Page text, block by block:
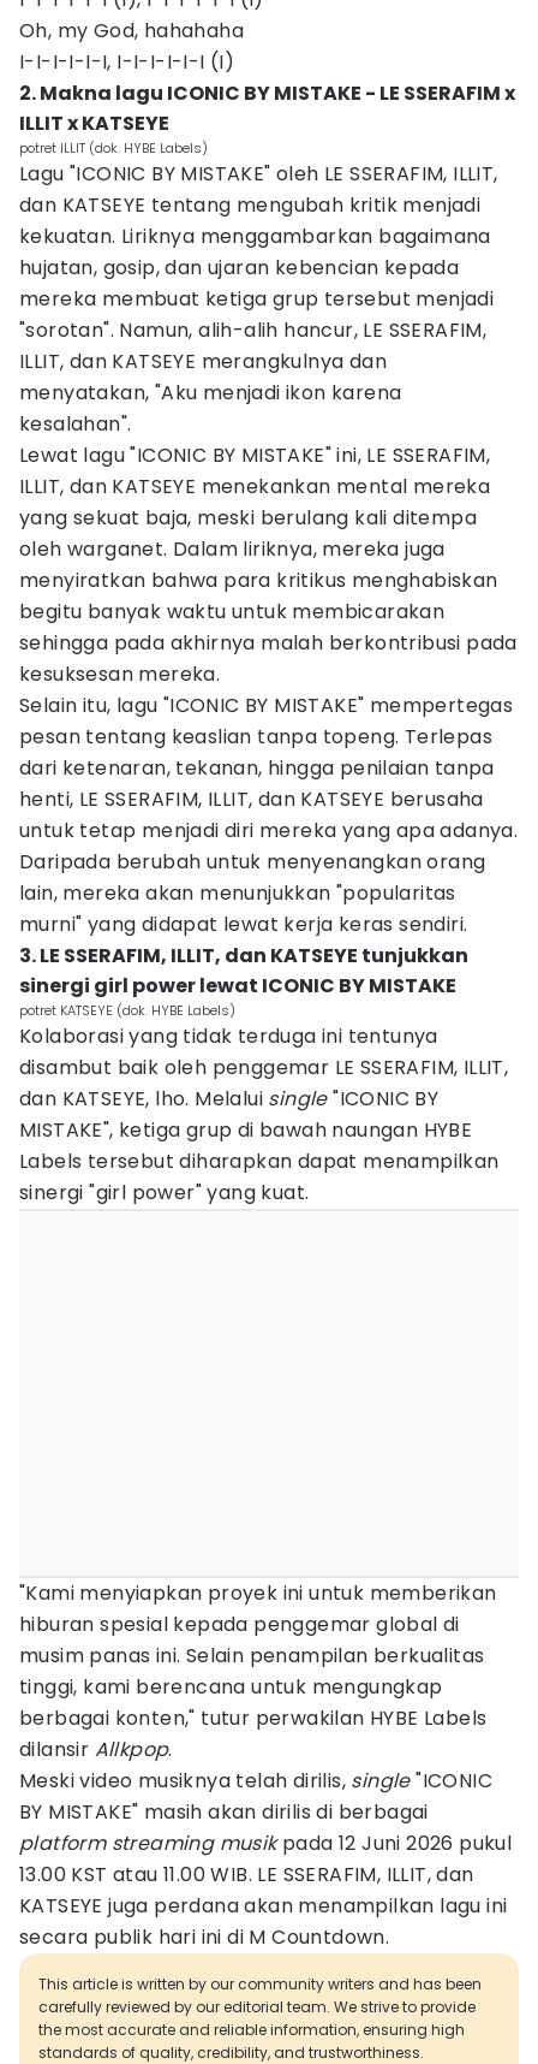
Oh, my God, hahahaha
I-I-I-I-I-I, I-I-I-I-I-I (I)
2. Makna lagu ICONIC BY MISTAKE - LE SSERAFIM x
ILLIT x KATSEYE
potret ILLIT (dok. HYBE Labels)
Lagu "ICONIC BY MISTAKE" oleh LE SSERAFIM, ILLIT,
dan KATSEYE tentang mengubah kritik menjadi
kekuatan. Liriknya menggambarkan bagaimana
hujatan, gosip, dan ujaran kebencian kepada
mereka membuat ketiga grup tersebut menjadi
"sorotan". Namun, alih-alih hancur, LE SSERAFIM,
ILLIT, dan KATSEYE merangkulnya dan
menyatakan, "Aku menjadi ikon karena
kesalahan".
Lewat lagu "ICONIC BY MISTAKE" ini, LE SSERAFIM,
ILLIT, dan KATSEYE menekankan mental mereka
yang sekuat baja, meski berulang kali ditempa
oleh warganet. Dalam liriknya, mereka juga
menyiratkan bahwa para kritikus menghabiskan
begitu banyak waktu untuk membicarakan
sehingga pada akhirnya malah berkontribusi pada
kesuksesan mereka.
Selain itu, lagu "ICONIC BY MISTAKE" mempertegas
pesan tentang keaslian tanpa topeng. Terlepas
dari ketenaran, tekanan, hingga penilaian tanpa
henti, LE SSERAFIM, ILLIT, dan KATSEYE berusaha
untuk tetap menjadi diri mereka yang apa adanya.
Daripada berubah untuk menyenangkan orang
lain, mereka akan menunjukkan "popularitas
murni" yang didapat lewat kerja keras sendiri.
3. LE SSERAFIM, ILLIT, dan KATSEYE tunjukkan
sinergi girl power lewat ICONIC BY MISTAKE
potret KATSEYE (dok. HYBE Labels)
Kolaborasi yang tidak terduga ini tentunya
disambut baik oleh penggemar LE SSERAFIM, ILLIT,
dan KATSEYE, lho. Melalui single"ICONIC BY
MISTAKE", ketiga grup di bawah naungan HYBE
Labels tersebut diharapkan dapat menampilkan
sinergi "girl power" yang kuat.
"Kami menyiapkan proyek ini untuk memberikan
hiburan spesial kepada penggemar global di
musim panas ini. Selain penampilan berkualitas
tinggi, kami berencana untuk mengungkap
berbagai konten," tutur perwakilan HYBE Labels
dilansir Allkpop.
Meski video musiknya telah dirilis, single"ICONIC
BY MISTAKE" masih akan dirilis di berbagai
platform streaming musikpada 12 Juni 2026 pukul
13.00 KST atau 11.00 WIB. LE SSERAFIM, ILLIT, dan
KATSEYE juga perdana akan menampilkan lagu ini
secara publik hari ini di M Countdown.
This article is written by our community writers and has been
carefully reviewed by our editorial team. We strive to provide
the most accurate and reliable information, ensuring high
standards of quality, credibility, and trustworthiness.